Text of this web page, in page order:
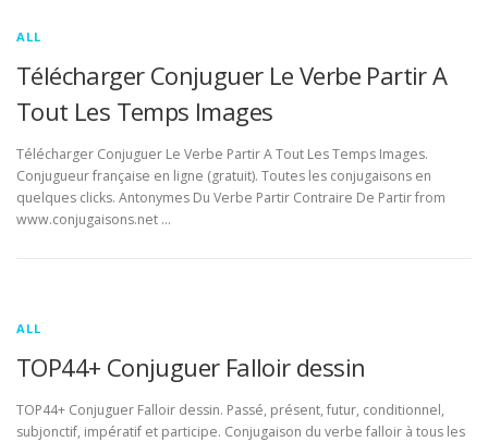
ALL
Télécharger Conjuguer Le Verbe Partir A
Tout Les Temps Images
Télécharger Conjuguer Le Verbe Partir A Tout Les Temps Images.
Conjugueur française en ligne (gratuit). Toutes les conjugaisons en
quelques clicks. Antonymes Du Verbe Partir Contraire De Partir from
www.conjugaisons.net …
ALL
TOP44+ Conjuguer Falloir dessin
TOP44+ Conjuguer Falloir dessin. Passé, présent, futur, conditionnel,
subjonctif, impératif et participe. Conjugaison du verbe falloir à tous les